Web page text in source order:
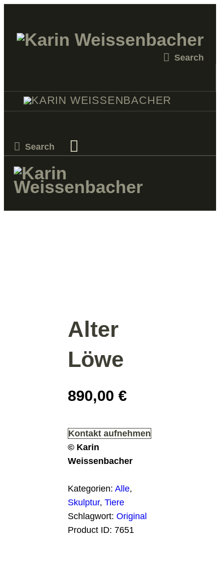
MALEREI
VERKAUF
PROJEKTE
KURSE
Alter
Löwe
890,00 €
Kontakt aufnehmen
© Karin
Weissenbacher
Kategorien: Alle,
Skulptur, Tiere
Schlagwort: Original
Product ID: 7651